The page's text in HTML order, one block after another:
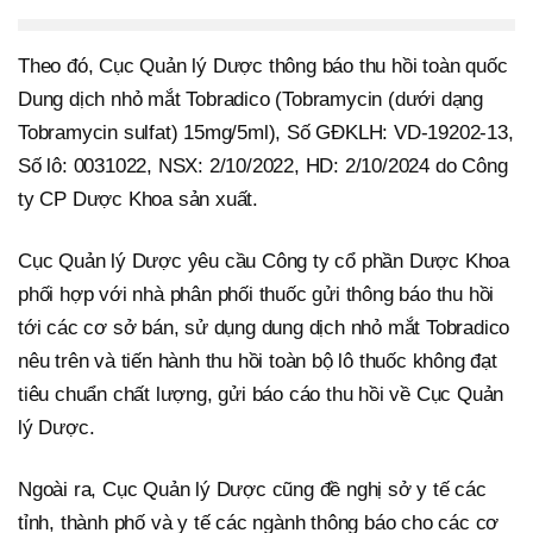
Theo đó, Cục Quản lý Dược thông báo thu hồi toàn quốc
Dung dịch nhỏ mắt Tobradico (Tobramycin (dưới dạng
Tobramycin sulfat) 15mg/5ml), Số GĐKLH: VD-19202-13,
Số lô: 0031022, NSX: 2/10/2022, HD: 2/10/2024 do Công
ty CP Dược Khoa sản xuất.
Cục Quản lý Dược yêu cầu Công ty cổ phần Dược Khoa
phối hợp với nhà phân phối thuốc gửi thông báo thu hồi
tới các cơ sở bán, sử dụng dung dịch nhỏ mắt Tobradico
nêu trên và tiến hành thu hồi toàn bộ lô thuốc không đạt
tiêu chuẩn chất lượng, gửi báo cáo thu hồi về Cục Quản
lý Dược.
Ngoài ra, Cục Quản lý Dược cũng đề nghị sở y tế các
tỉnh, thành phố và y tế các ngành thông báo cho các cơ